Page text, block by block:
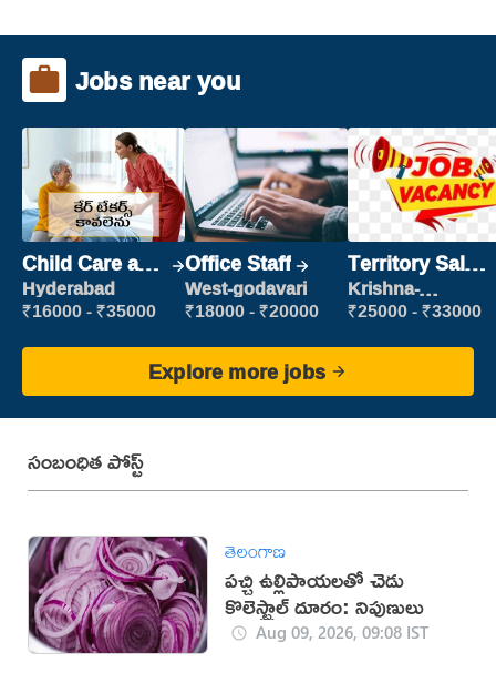
Jobs near you
Child Care and
Patient care
Hyderabad
₹16000 - ₹35000
Office Staff
West-godavari
₹18000 - ₹20000
Territory Sales
Manager
Krishna-
vijayawada
₹25000 - ₹33000
Explore more jobs
సంబంధిత పోస్ట్
తెలంగాణ
పచ్చి ఉల్లిపాయలతో చెడు
కొలెస్ట్రాల్ దూరం: నిపుణులు
Aug 09, 2026, 09:08 IST